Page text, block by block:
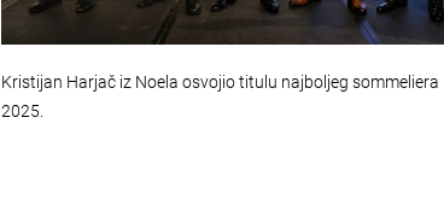
Kristijan Harjač iz Noela osvojio titulu najboljeg
2025.